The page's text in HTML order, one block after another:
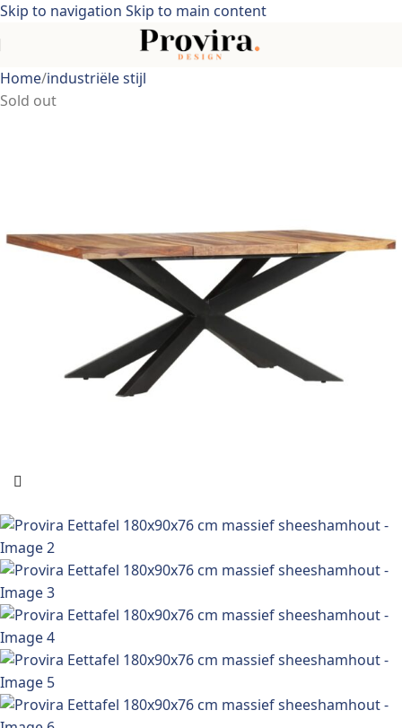
Skip to navigation Skip to main content
Home/industriële stijl
Sold out